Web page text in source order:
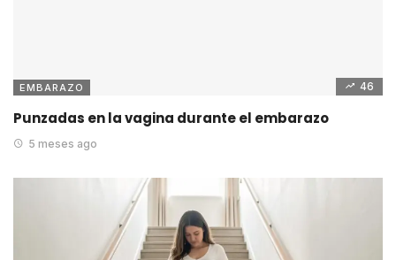
EMBARAZO 46
Punzadas en la vagina durante el embarazo
5 meses ago